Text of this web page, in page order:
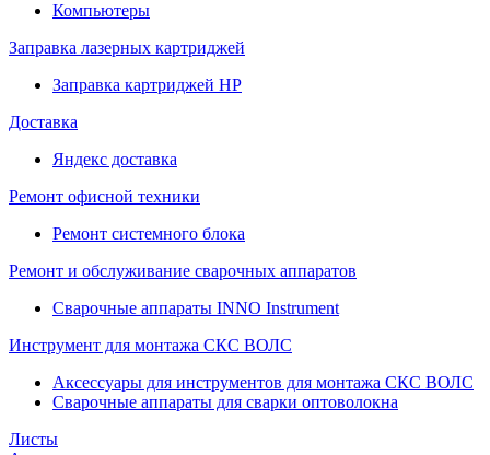
Компьютеры
Заправка лазерных картриджей
Заправка картриджей HP
Доставка
Яндекс доставка
Ремонт офисной техники
Ремонт системного блока
Ремонт и обслуживание сварочных аппаратов
Сварочные аппараты INNO Instrument
Инструмент для монтажа СКС ВОЛС
Аксессуары для инструментов для монтажа СКС ВОЛС
Сварочные аппараты для сварки оптоволокна
Листы